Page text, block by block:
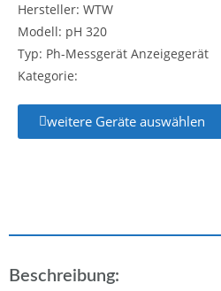
Hersteller: WTW
Modell: pH 320
Typ: Ph-Messgerät Anzeigegerät
Kategorie:
weitere Geräte auswählen
Beschreibung: